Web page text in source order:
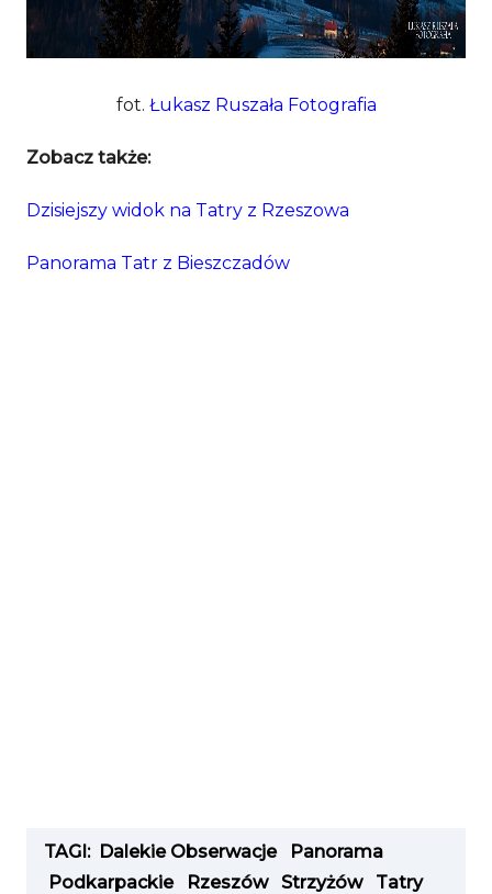
fot. Łukasz Ruszała Fotografia
Zobacz także:
Dzisiejszy widok na Tatry z Rzeszowa
Panorama Tatr z Bieszczadów
TAGI: Dalekie Obserwacje
Panorama
Podkarpackie
Rzeszów Strzyżów Tatry